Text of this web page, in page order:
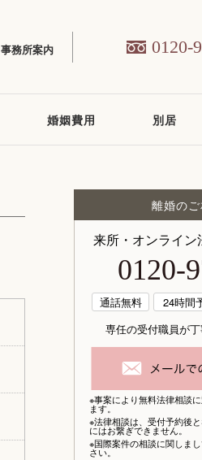
事務所案内 0120-
婚姻費用 別居
離婚の
来所・オンライン
0120-
通話無料 24時間
専任の受付職員が
※事案により無料法律相談
ます。
※法律相談は、 受付予約後と
にはお繋ぎできません。
※国際案件の相談に関しま
さい。